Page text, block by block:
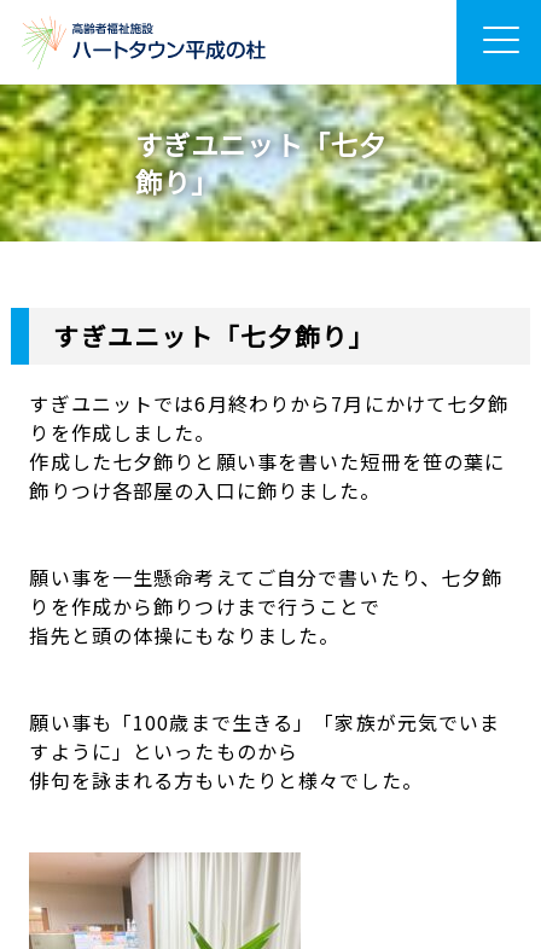
すぎユニット「七夕
飾り」
すぎユニット「七夕飾り」
すぎユニットでは6月終わりから7月にかけて七夕飾
りを作成しました。
作成した七夕飾りと願い事を書いた短冊を笹の葉に
飾りつけ各部屋の入口に飾りました。
願い事を一生懸命考えてご自分で書いたり、七夕飾
りを作成から飾りつけまで行うことで
指先と頭の体操にもなりました。
願い事も「100歳まで生きる」「家族が元気でいま
すように」といったものから
俳句を詠まれる方もいたりと様々でした。